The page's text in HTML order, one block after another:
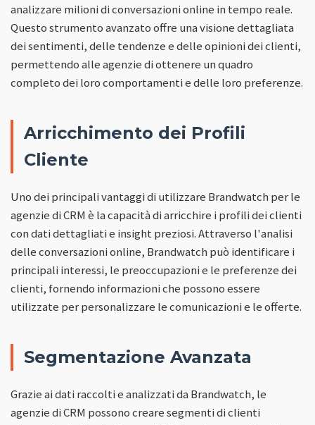
analizzare milioni di conversazioni online in tempo reale.
Questo strumento avanzato offre una visione dettagliata
dei sentimenti, delle tendenze e delle opinioni dei clienti,
permettendo alle agenzie di ottenere un quadro
completo dei loro comportamenti e delle loro preferenze.
Arricchimento dei Profili
Cliente
Uno dei principali vantaggi di utilizzare Brandwatch per le
agenzie di CRM è la capacità di arricchire i profili dei clienti
con dati dettagliati e insight preziosi. Attraverso l'analisi
delle conversazioni online, Brandwatch può identificare i
principali interessi, le preoccupazioni e le preferenze dei
clienti, fornendo informazioni che possono essere
utilizzate per personalizzare le comunicazioni e le offerte.
Segmentazione Avanzata
Grazie ai dati raccolti e analizzati da Brandwatch, le
agenzie di CRM possono creare segmenti di clienti